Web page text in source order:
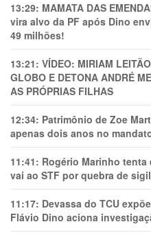
13:29: MAMATA DAS
vira alvo da PF após Dino
49 milhões!
13:21: VÍDEO: MIRIAM
GLOBO E DETONA ANDRÉ
AS PRÓPRIAS FILHAS
12:34: Patrimônio de Zoe
apenas dois anos no
11:41: Rogério Marinho
vai ao STF por quebra de
11:17: Devassa do TCU
Flávio Dino aciona